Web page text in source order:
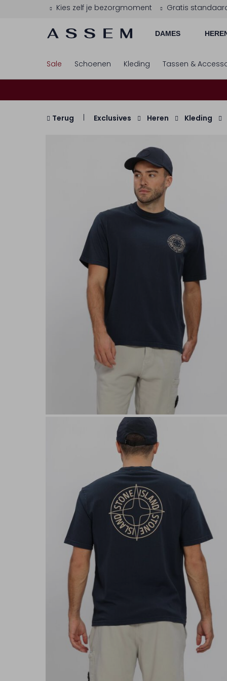
Kies zelf je bezorgmoment Gratis
DAMES
Sale Schoenen Kleding Tassen &
Terug Exclusives Heren Kleding